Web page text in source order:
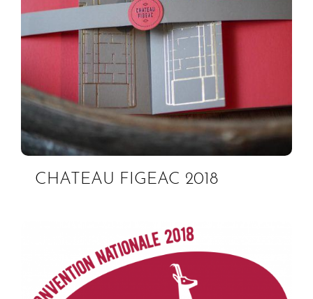
CHATEAU FIGEAC 2018